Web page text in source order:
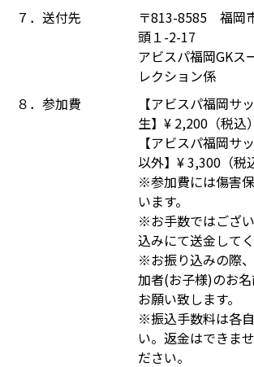
７．送付先
〒813-8585 福岡
頭１-2-17
アビスパ福岡GKス
レクション係
８．参加費
【アビスパ福岡サ
生】¥ 2,200（税込）
【アビスパ福岡サ
以外】¥ 3,300（税
※参加費には傷害
います。
※お手数ではござ
込みにて送金してく
※お振り込みの際
加者(お子様)のお
お願い致します。
※振込手数料は各
い。返金はできま
ださい。